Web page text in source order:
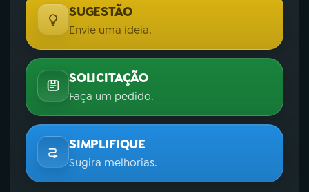
SUGESTÃO
Envie uma ideia.
SOLICITAÇÃO
Faça um pedido.
SIMPLIFIQUE
Sugira melhorias.